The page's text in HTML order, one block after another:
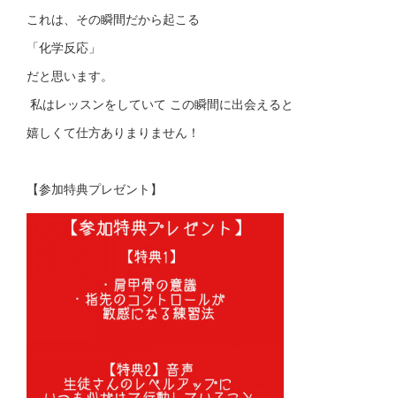
これは、その瞬間だから起こる
「化学反応」
だと思います。
私はレッスンをしていて この瞬間に出会えると
嬉しくて仕方ありまりません！
【参加特典プレゼント】